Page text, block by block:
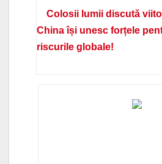
Colosii lumii discută
China își unesc forțele
riscurile globale!